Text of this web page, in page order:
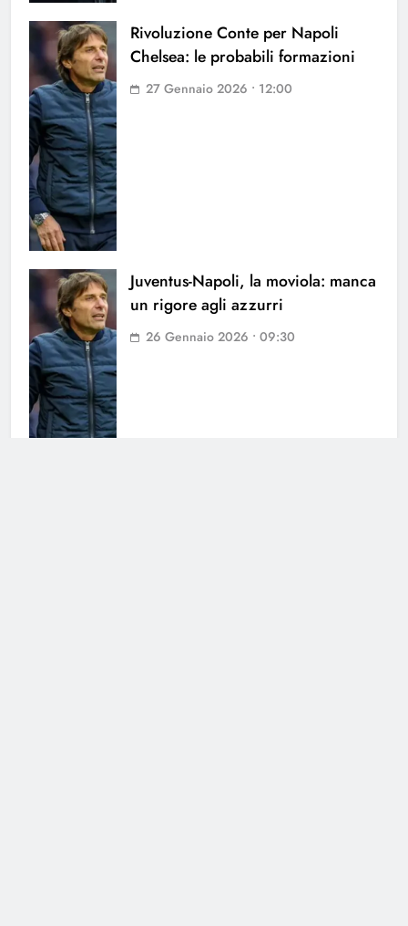
Rivoluzione Conte per Napoli
Chelsea: le probabili formazioni
27 Gennaio 2026 • 12:00
Juventus-Napoli, la moviola: manca
un rigore agli azzurri
26 Gennaio 2026 • 09:30